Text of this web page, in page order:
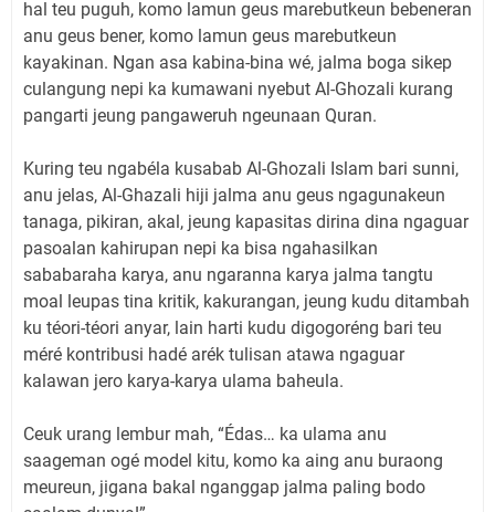
hal teu puguh, komo lamun geus marebutkeun bebeneran
anu geus bener, komo lamun geus marebutkeun
kayakinan. Ngan asa kabina-bina wé, jalma boga sikep
culangung nepi ka kumawani nyebut Al-Ghozali kurang
pangarti jeung pangaweruh ngeunaan Quran.
Kuring teu ngabéla kusabab Al-Ghozali Islam bari sunni,
anu jelas, Al-Ghazali hiji jalma anu geus ngagunakeun
tanaga, pikiran, akal, jeung kapasitas dirina dina ngaguar
pasoalan kahirupan nepi ka bisa ngahasilkan
sababaraha karya, anu ngaranna karya jalma tangtu
moal leupas tina kritik, kakurangan, jeung kudu ditambah
ku téori-téori anyar, lain harti kudu digogoréng bari teu
méré kontribusi hadé arék tulisan atawa ngaguar
kalawan jero karya-karya ulama baheula.
Ceuk urang lembur mah, “Édas… ka ulama anu
saageman ogé model kitu, komo ka aing anu buraong
meureun, jigana bakal nganggap jalma paling bodo